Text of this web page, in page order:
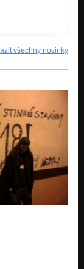
všechny novinky